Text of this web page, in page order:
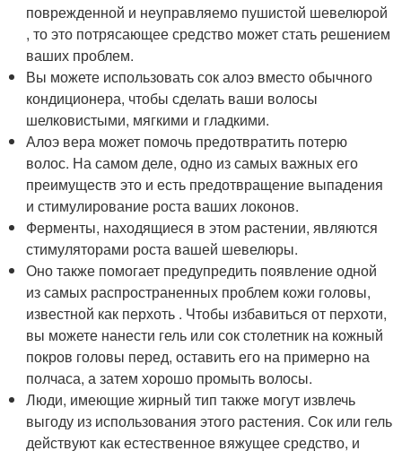
поврежденной и неуправляемо пушистой шевелюрой
, то это потрясающее средство может стать решением
ваших проблем.
Вы можете использовать сок алоэ вместо обычного
кондиционера, чтобы сделать ваши волосы
шелковистыми, мягкими и гладкими.
Алоэ вера может помочь предотвратить потерю
волос. На самом деле, одно из самых важных его
преимуществ это и есть предотвращение выпадения
и стимулирование роста ваших локонов.
Ферменты, находящиеся в этом растении, являются
стимуляторами роста вашей шевелюры.
Оно также помогает предупредить появление одной
из самых распространенных проблем кожи головы,
известной как перхоть . Чтобы избавиться от перхоти,
вы можете нанести гель или сок столетник на кожный
покров головы перед, оставить его на примерно на
полчаса, а затем хорошо промыть волосы.
Люди, имеющие жирный тип также могут извлечь
выгоду из использования этого растения. Сок или гель
действуют как естественное вяжущее средство, и